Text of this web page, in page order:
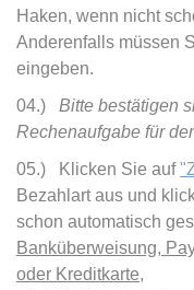
Haken, wenn nicht
Anderenfalls müssen
eingeben.
04.) Bitte bestätigen
Rechenaufgabe für
05.) Klicken Sie auf
Bezahlart aus und
schon automatisch
Banküberweisung,
oder Kreditkarte,